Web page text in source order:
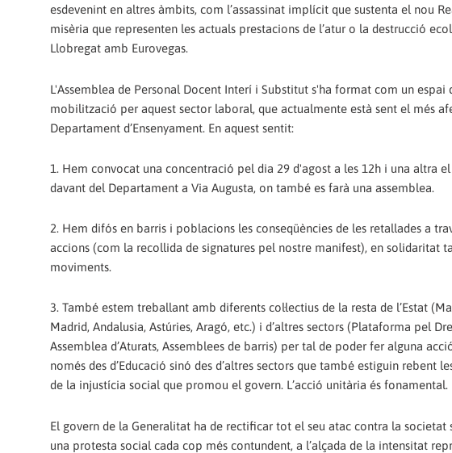
esdevenint en altres àmbits, com l’assassinat implícit que sustenta el nou
misèria que representen les actuals prestacions de l’atur o la destrucció
Llobregat amb Eurovegas.
L'Assemblea de Personal Docent Interí i Substitut s'ha format com un espai
mobilització per aquest sector laboral, que actualmente està sent el més
Departament d’Ensenyament. En aquest sentit:
1. Hem convocat una concentració pel dia 29 d'agost a les 12h i una altra
davant del Departament a Via Augusta, on també es farà una assemblea.
2. Hem difós en barris i poblacions les conseqüències de les retallades a
accions (com la recollida de signatures pel nostre manifest), en solidaritat
moviments.
3. També estem treballant amb diferents col·lectius de la resta de l’Estat
Madrid, Andalusia, Astúries, Aragó, etc.) i d’altres sectors (Plataforma pel
Assemblea d’Aturats, Assemblees de barris) per tal de poder fer alguna
només des d’Educació sinó des d’altres sectors que també estiguin rebent
de la injustícia social que promou el govern. L’acció unitària és fonamental.
El govern de la Generalitat ha de rectificar tot el seu atac contra la societat
una protesta social cada cop més contundent, a l’alçada de la intensitat